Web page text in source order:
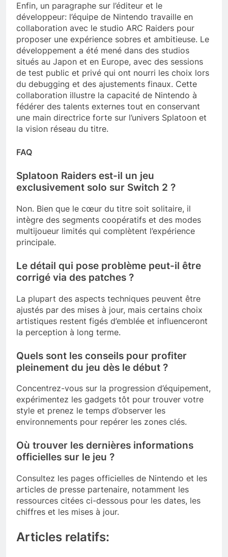
Enfin, un paragraphe sur l’éditeur et le
développeur: l’équipe de Nintendo travaille en
collaboration avec le studio ARC Raiders pour
proposer une expérience sobres et ambitieuse. Le
développement a été mené dans des studios
situés au Japon et en Europe, avec des sessions
de test public et privé qui ont nourri les choix lors
du debugging et des ajustements finaux. Cette
collaboration illustre la capacité de Nintendo à
fédérer des talents externes tout en conservant
une main directrice forte sur l’univers Splatoon et
la vision réseau du titre.
FAQ
Splatoon Raiders est-il un jeu
exclusivement solo sur Switch 2 ?
Non. Bien que le cœur du titre soit solitaire, il
intègre des segments coopératifs et des modes
multijoueur limités qui complètent l’expérience
principale.
Le détail qui pose problème peut-il être
corrigé via des patches ?
La plupart des aspects techniques peuvent être
ajustés par des mises à jour, mais certains choix
artistiques restent figés d’emblée et influenceront
la perception à long terme.
Quels sont les conseils pour profiter
pleinement du jeu dès le début ?
Concentrez-vous sur la progression d’équipement,
expérimentez les gadgets tôt pour trouver votre
style et prenez le temps d’observer les
environnements pour repérer les zones clés.
Où trouver les dernières informations
officielles sur le jeu ?
Consultez les pages officielles de Nintendo et les
articles de presse partenaire, notamment les
ressources citées ci-dessous pour les dates, les
chiffres et les mises à jour.
Articles relatifs: